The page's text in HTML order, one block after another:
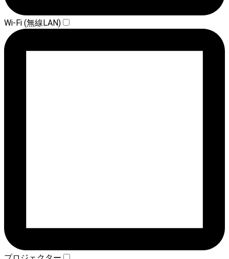
Wi-Fi (無線LAN)